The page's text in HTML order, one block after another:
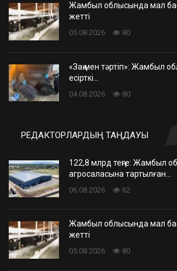
Жамбыл облысында мал
жетті
05.08.2026 80
«Заң мен тәртіп»: Жамбыл
есірткі…
04.08.2026 80
РЕДАКТОРЛАРДЫҢ ТАҢДАУЫ
122,8 млрд теңге: Жамбыл
агросаласына тартылған…
06.08.2026 62
Жамбыл облысында мал
жетті
05.08.2026 80